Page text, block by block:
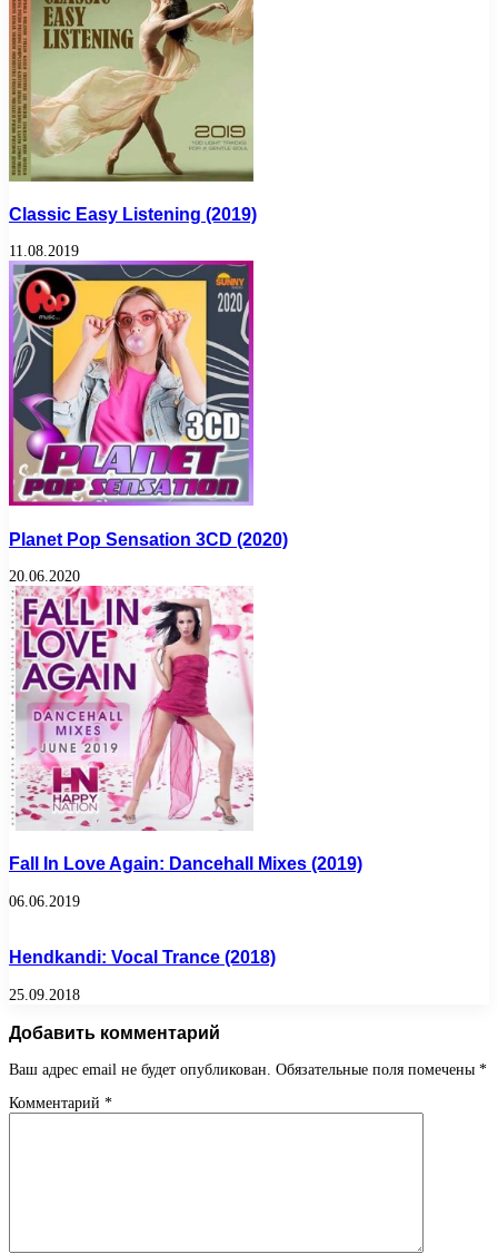
Classic Easy Listening (2019)
11.08.2019
Planet Pop Sensation 3CD (2020)
20.06.2020
Fall In Love Again: Dancehall Mixes (2019)
06.06.2019
Hendkandi: Vocal Trance (2018)
25.09.2018
Добавить комментарий
Ваш адрес email не будет опубликован. Обязательные поля помечены *
Комментарий *